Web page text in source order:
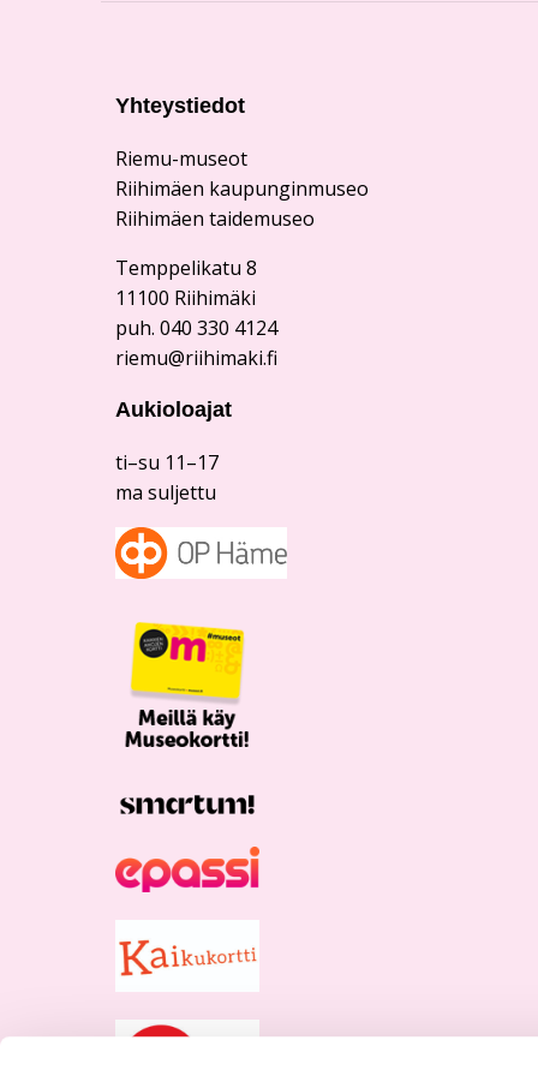
Yhteystiedot
Riemu-museot
Riihimäen kaupunginmuseo
Riihimäen taidemuseo
Temppelikatu 8
11100 Riihimäki
puh. 040 330 4124
riemu@riihimaki.fi
Aukioloajat
ti–su 11–17
ma suljettu